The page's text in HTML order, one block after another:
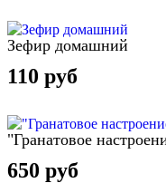
Зефир домашний
110 руб
"Гранатовое
650 руб